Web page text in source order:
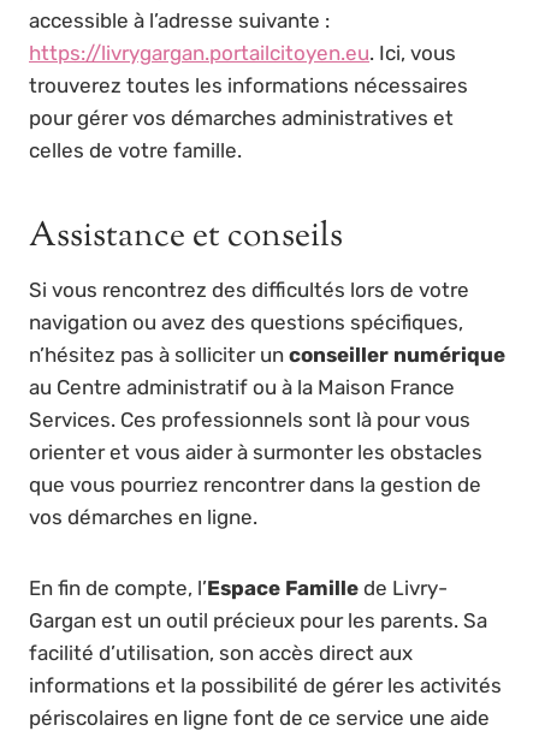
accessible à l’adresse suivante :
https://livrygargan.portailcitoyen.eu. Ici, vous
trouverez toutes les informations nécessaires
pour gérer vos démarches administratives et
celles de votre famille.
Assistance et conseils
Si vous rencontrez des difficultés lors de votre
navigation ou avez des questions spécifiques,
n’hésitez pas à solliciter un conseiller numérique
au Centre administratif ou à la Maison France
Services. Ces professionnels sont là pour vous
orienter et vous aider à surmonter les obstacles
que vous pourriez rencontrer dans la gestion de
vos démarches en ligne.
En fin de compte, l’Espace Famille de Livry-
Gargan est un outil précieux pour les parents. Sa
facilité d’utilisation, son accès direct aux
informations et la possibilité de gérer les activités
périscolaires en ligne font de ce service une aide